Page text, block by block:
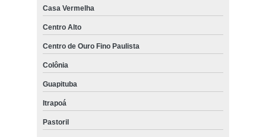
Casa Vermelha
Centro Alto
Centro de Ouro Fino Paulista
Colônia
Guapituba
Itrapoá
Pastoril